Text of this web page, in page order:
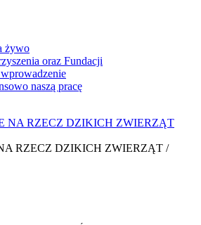
żywo
oraz Fundacji
naszą pracę
RZECZ DZIKICH ZWIERZĄT /